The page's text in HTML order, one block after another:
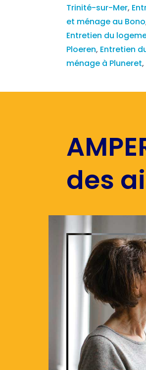
Trinité-sur-Mer,
et ménage au Bono
Entretien du
Ploeren, Entretien
ménage à Pluneret,
des